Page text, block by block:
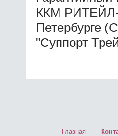
ККМ
Петербурге
"Суппорт
Главная